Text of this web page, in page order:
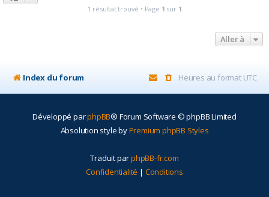
1 résultat trouvé • Page 1 sur 1
Aller à
Index du forum Heures au format UTC
Développé parphpBB® Forum Software © phpBB Limited
Absolution style byPremium phpBB Styles
Traduit parphpBB-fr.com
Confidentialité | Conditions